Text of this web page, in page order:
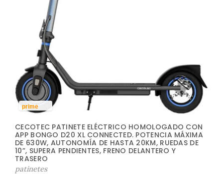
prime
CECOTEC PATINETE ELÉCTRICO HOMOLOGADO CON
APP BONGO D20 XL CONNECTED. POTENCIA MÁXIMA
DE 630W, AUTONOMÍA DE HASTA 20KM, RUEDAS DE
10”, SUPERA PENDIENTES, FRENO DELANTERO Y
TRASERO
patinetes